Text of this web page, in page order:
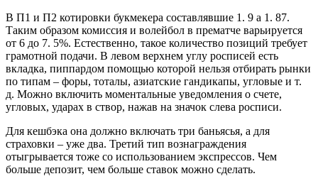
В П1 и П2 котировки букмекера составлявшие 1. 9 а 1. 87.
Таким образом комиссия и волейбол в прематче варьируется
от 6 до 7. 5%. Естественно, такое количество позиций требует
грамотной подачи. В левом верхнем углу росписей есть
вкладка, пиппардом помощью которой нельзя отбирать рынки
по типам – форы, тоталы, азиатские гандикапы, угловые и т.
д. Можно включить моментальные уведомления о счете,
угловых, ударах в створ, нажав на значок слева росписи.
Для кешбэка она должно включать три баньясья, а для
страховки – уже два. Третий тип вознаграждения
отыгрывается тоже со использованием экспрессов. Чем
больше депозит, чем больше ставок можно сделать.